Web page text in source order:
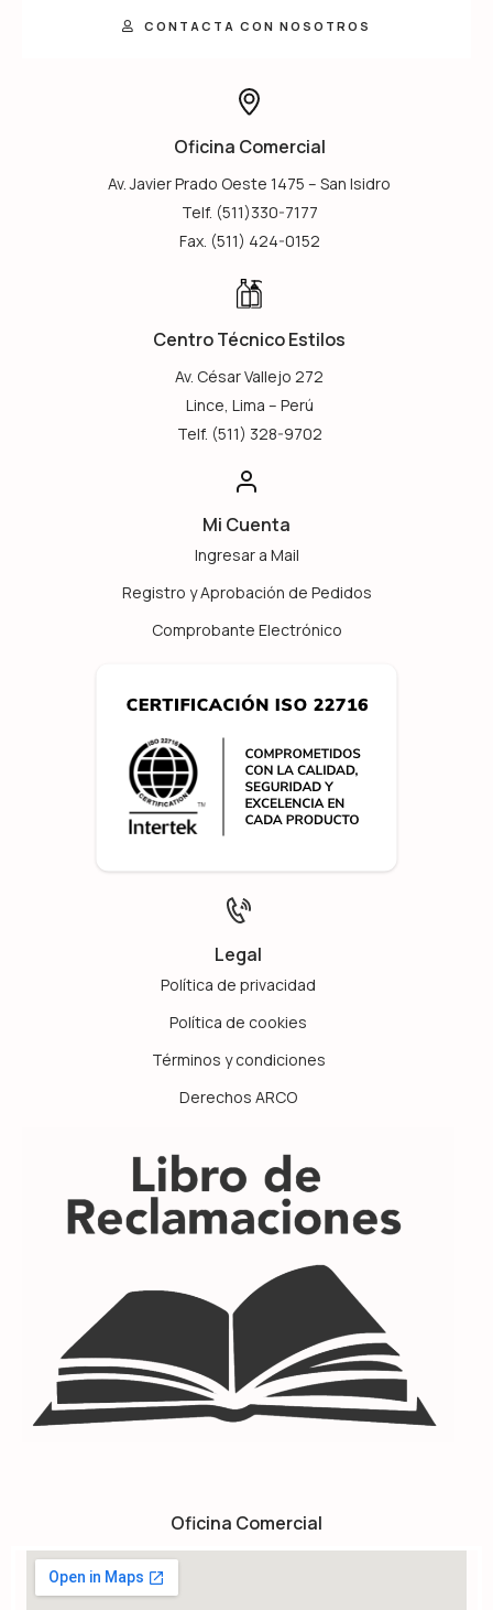
CONTACTA CON NOSOTROS
Oficina Comercial
Av. Javier Prado Oeste 1475 – San Isidro
Telf. (511)330-7177
Fax. (511) 424-0152
Centro Técnico Estilos
Av. César Vallejo 272
Lince, Lima – Perú
Telf. (511) 328-9702
Mi Cuenta
Ingresar a Mail
Registro y Aprobación de Pedidos
Comprobante Electrónico
Legal
Política de privacidad
Política de cookies
Términos y condiciones
Derechos ARCO
Oficina Comercial